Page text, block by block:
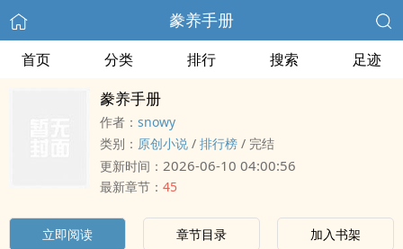
豢养手册
首页 分类 排行 搜索 足迹
豢养手册
作者： snowy
类别： 原创小说 / 排行榜 / 完结
更新时间： 2026-06-10 04:00:56
最新章节： 45
立即阅读 章节目录 加入书架